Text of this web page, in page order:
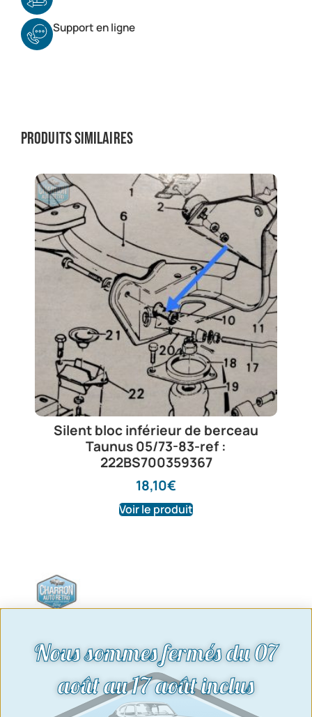
Support en ligne
Produits similaires
Silent bloc inférieur de berceau
Taunus 05/73-83-ref :
222BS700359367
18,10€
Voir le produit
Nous sommes fermés du 07
août au 17 août inclus